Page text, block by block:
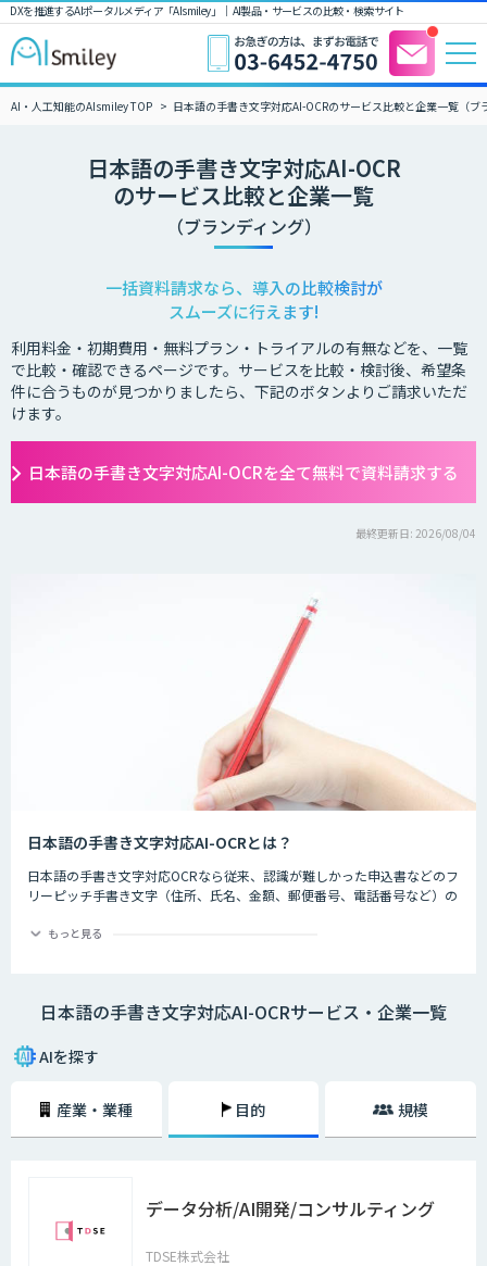
DXを推進するAIポータルメディア「AIsmiley」｜ AI製品・サービスの比較・検索サイト
AI・人工知能のAIsmiley TOP 日本語の手書き文字対応AI-OCRのサービス比較と企業一覧（ブ
日本語の手書き文字対応AI-OCR
のサービス比較と企業一覧
（ブランディング）
一括資料請求なら、導入の比較検討が
スムーズに行えます!
利用料金・初期費用・無料プラン・トライアルの有無などを、一覧
で比較・確認できるページです。サービスを比較・検討後、希望条
件に合うものが見つかりましたら、下記のボタンよりご請求いただ
けます。
日本語の手書き文字対応AI-OCRを全て無料で資料請求する
最終更新日: 2026/08/04
日本語の手書き文字対応AI-OCRとは？
日本語の手書き文字対応OCRなら従来、認識が難しかった申込書などのフ
リーピッチ手書き文字（住所、氏名、金額、郵便番号、電話番号など）の
語の読み取りは精度が心配」といった日本語のOCRの読み取り精度が低か
れた文字列や画像データからの読み取り、手書き文字の読み取りなど日本
語のOCRの読み取り精度は格段に向上しています。また、機微情報を取り
スのパソコン上で行うサービスを選べば、社外にデータを流さず情報漏洩
るためのAIーOCRの導入を検討しておくことがDX推進の第一歩です。
もっと見る
日本語の手書き文字対応AI-OCRサービス・企業一覧
AIを探す
産業・業種 目的 規模
データ分析/AI開発/コンサルティング
TDSE株式会社